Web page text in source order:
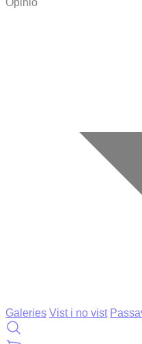
Opinió
Galeries Vist i no vist